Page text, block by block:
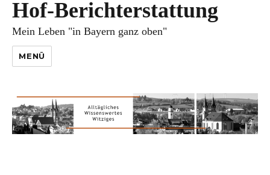
Hof-Berichterstattung
Mein Leben "in Bayern ganz oben"
MENÜ